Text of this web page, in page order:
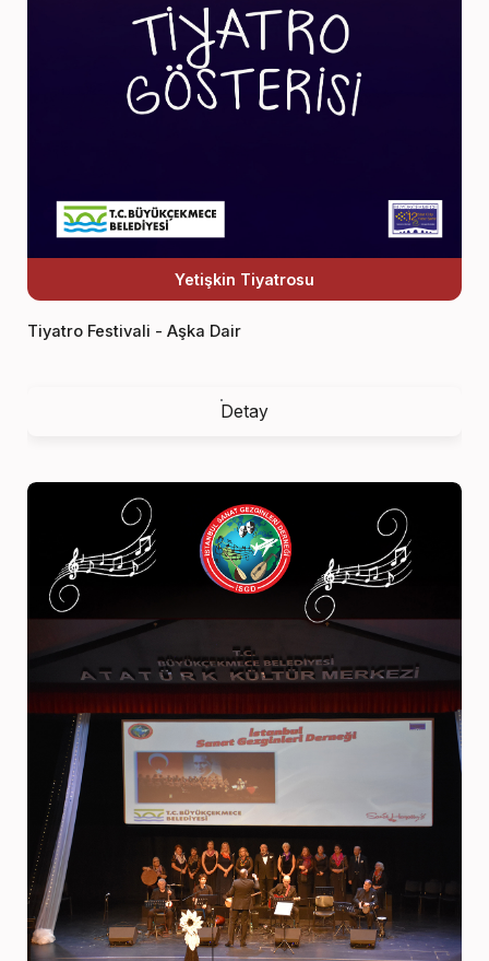
Yetişkin Tiyatrosu
Tiyatro Festivali - Aşka Dair
Detay